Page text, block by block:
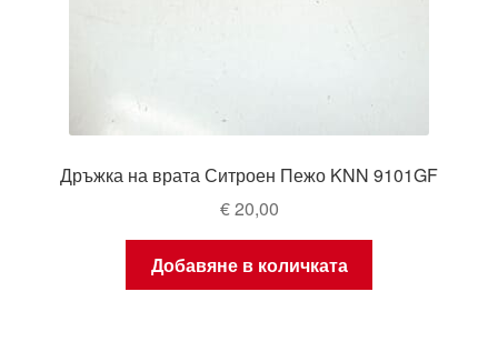
Дръжка на врата Ситроен Пежо KNN 9101GF
€20,00
Добавяне в количката